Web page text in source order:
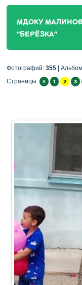
МДОКУ
"БЕРЁЗКА"
Фотографий:355 |
Страницы: « 1 2 3